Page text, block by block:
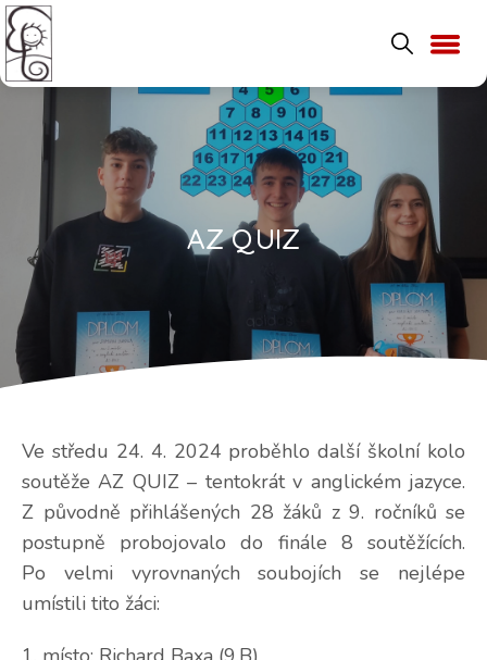
AZ QUIZ
Ve středu 24. 4. 2024 proběhlo další školní kolo
soutěže AZ QUIZ – tentokrát v anglickém jazyce.
Z původně přihlášených 28 žáků z 9. ročníků se
postupně probojovalo do finále 8 soutěžících.
Po velmi vyrovnaných soubojích se nejlépe
umístili tito žáci: